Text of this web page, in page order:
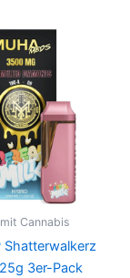
Cannabis
Shatterwalkerz
3er-Pack